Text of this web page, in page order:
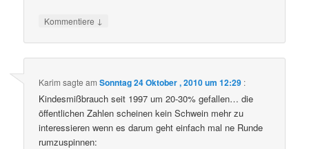
Kommentiere ↓
Karim sagte amSonntag 24 Oktober , 2010 um 12:29 :
Kindesmißbrauch seit 1997 um 20-30% gefallen… die
öffentlichen Zahlen scheinen kein Schwein mehr zu
interessieren wenn es darum geht einfach mal ne Runde
rumzuspinnen: